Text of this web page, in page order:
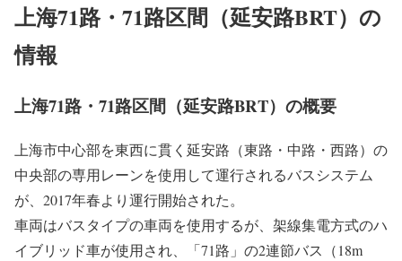
上海71路・71路区間（延安路BRT）の
情報
上海71路・71路区間（延安路BRT）の概要
上海市中心部を東西に貫く延安路（東路・中路・西路）の
中央部の専用レーンを使用して運行されるバスシステム
が、2017年春より運行開始された。
車両はバスタイプの車両を使用するが、架線集電方式のハ
イブリッド車が使用され、「71路」の2連節バス（18m